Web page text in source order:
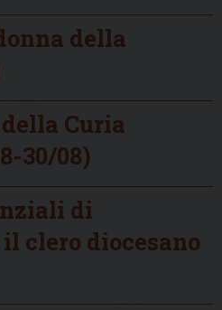
della
Curia
30/08)
di
clero diocesano